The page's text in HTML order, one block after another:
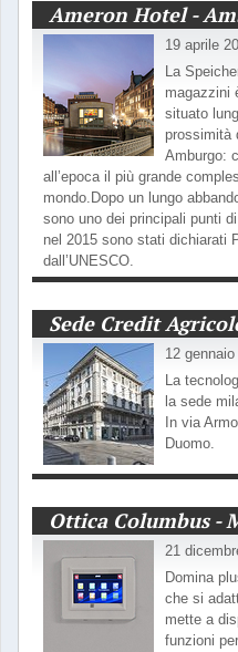
Ameron Hotel -
19 aprile
La
magazzini
situato
prossimità
Amburgo:
all’epoca il più grande
mondo.Dopo un lungo
sono uno dei principali punti
nel 2015 sono stati dichiarati
dall’UNESCO.
Sede Credit
12
La
la sede
In via
Duomo.
Ottica Columbus -
21
Domina
che si
mette a
funzioni